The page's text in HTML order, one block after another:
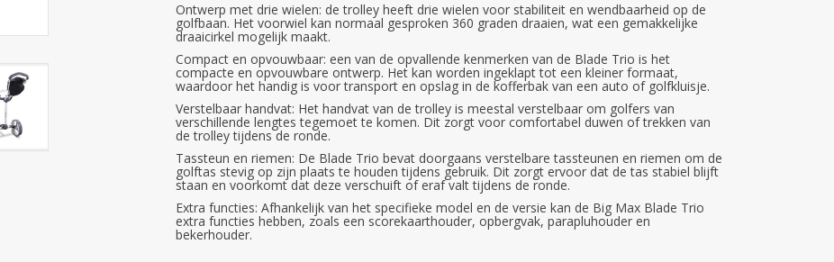
Ontwerp met drie wielen: de trolley heeft drie wielen voor stabiliteit en wendbaarheid op de
golfbaan. Het voorwiel kan normaal gesproken 360 graden draaien, wat een gemakkelijke
draaicirkel mogelijk maakt.
Compact en opvouwbaar: een van de opvallende kenmerken van de Blade Trio is het
compacte en opvouwbare ontwerp. Het kan worden ingeklapt tot een kleiner formaat,
waardoor het handig is voor transport en opslag in de kofferbak van een auto of golfkluisje.
Verstelbaar handvat: Het handvat van de trolley is meestal verstelbaar om golfers van
verschillende lengtes tegemoet te komen. Dit zorgt voor comfortabel duwen of trekken van
de trolley tijdens de ronde.
Tassteun en riemen: De Blade Trio bevat doorgaans verstelbare tassteunen en riemen om de
golftas stevig op zijn plaats te houden tijdens gebruik. Dit zorgt ervoor dat de tas stabiel blijft
staan en voorkomt dat deze verschuift of eraf valt tijdens de ronde.
Extra functies: Afhankelijk van het specifieke model en de versie kan de Big Max Blade Trio
extra functies hebben, zoals een scorekaarthouder, opbergvak, parapluhouder en
bekerhouder.